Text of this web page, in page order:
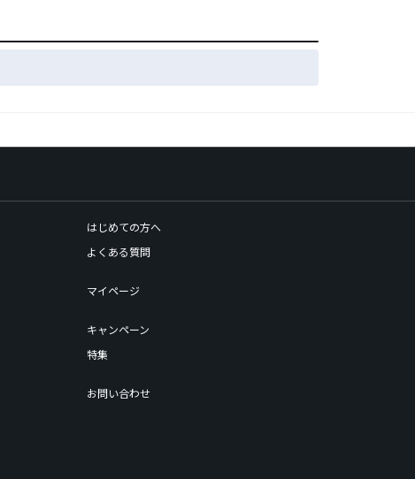
はじめての方へ
よくある質問
マイページ
キャンペーン
特集
お問い合わせ